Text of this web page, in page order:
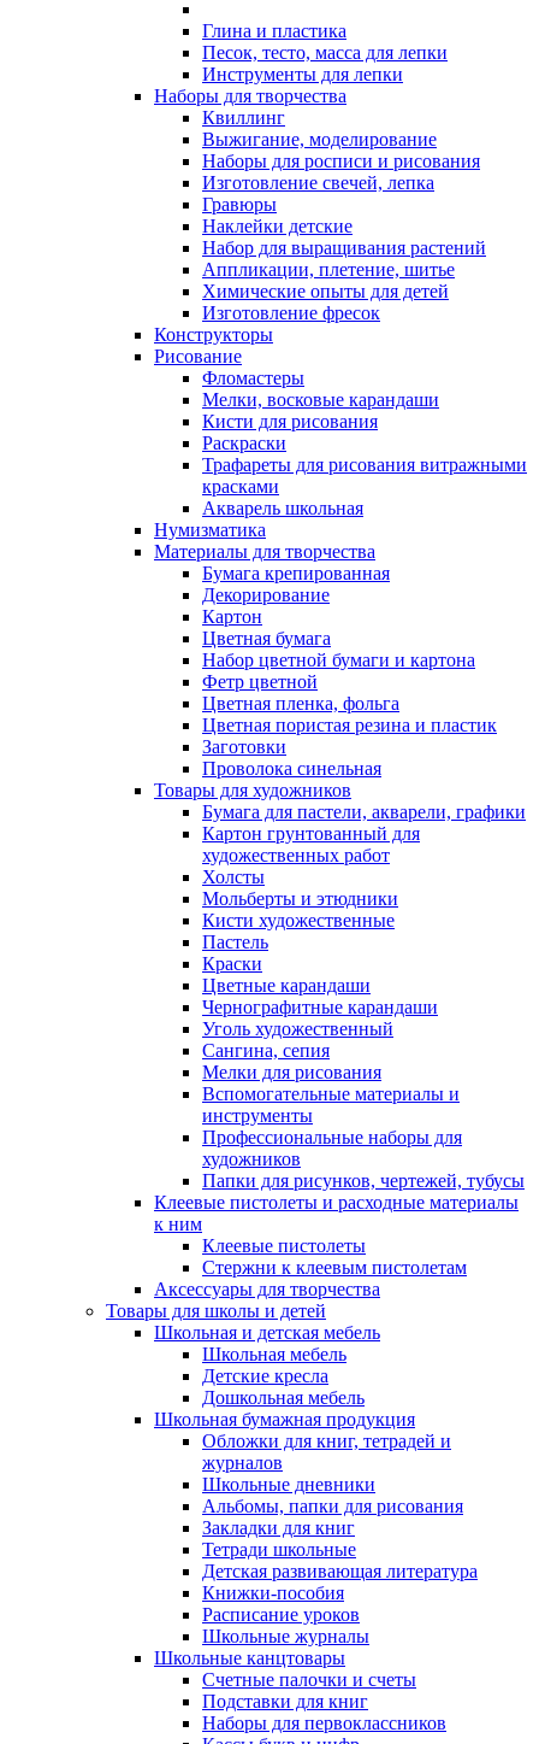
Глина и пластика
Песок, тесто, масса для лепки
Инструменты для лепки
Наборы для творчества
Квиллинг
Выжигание, моделирование
Наборы для росписи и рисования
Изготовление свечей, лепка
Гравюры
Наклейки детские
Набор для выращивания растений
Аппликации, плетение, шитье
Химические опыты для детей
Изготовление фресок
Конструкторы
Рисование
Фломастеры
Мелки, восковые карандаши
Кисти для рисования
Раскраски
Трафареты для рисования витражными
красками
Акварель школьная
Нумизматика
Материалы для творчества
Бумага крепированная
Декорирование
Картон
Цветная бумага
Набор цветной бумаги и картона
Фетр цветной
Цветная пленка, фольга
Цветная пористая резина и пластик
Заготовки
Проволока синельная
Товары для художников
Бумага для пастели, акварели, графики
Картон грунтованный для
художественных работ
Холсты
Мольберты и этюдники
Кисти художественные
Пастель
Краски
Цветные карандаши
Чернографитные карандаши
Уголь художественный
Сангина, сепия
Мелки для рисования
Вспомогательные материалы и
инструменты
Профессиональные наборы для
художников
Папки для рисунков, чертежей, тубусы
Клеевые пистолеты и расходные материалы
к ним
Клеевые пистолеты
Стержни к клеевым пистолетам
Аксессуары для творчества
Товары для школы и детей
Школьная и детская мебель
Школьная мебель
Детские кресла
Дошкольная мебель
Школьная бумажная продукция
Обложки для книг, тетрадей и
журналов
Школьные дневники
Альбомы, папки для рисования
Закладки для книг
Тетради школьные
Детская развивающая литература
Книжки-пособия
Расписание уроков
Школьные журналы
Школьные канцтовары
Счетные палочки и счеты
Подставки для книг
Наборы для первоклассников